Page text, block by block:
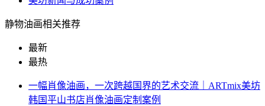
静物油画相关推荐
最新
最热
一幅肖像油画，一次跨越国界的艺术交流｜ARTmix美坊
韩国平山书店肖像油画定制案例